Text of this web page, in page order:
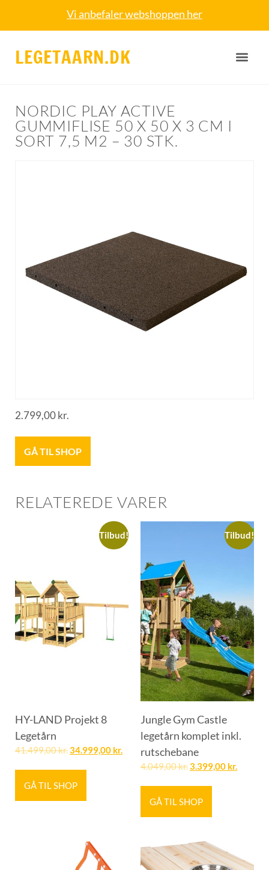
Vi anbefaler webshoppen her
LEGETAARN.DK
NORDIC PLAY ACTIVE
GUMMIFLISE 50 X 50 X 3 CM I
SORT 7,5 M2 – 30 STK.
2.799,00kr.
GÅ TIL SHOP
RELATEREDE VARER
Tilbud!
HY-LAND Projekt 8
Legetårn
41.499,00kr.34.999,00 kr.
GÅ TIL SHOP
Tilbud!
Jungle Gym Castle
legetårn komplet inkl.
rutschebane
4.049,00kr.3.399,00 kr.
GÅ TIL SHOP